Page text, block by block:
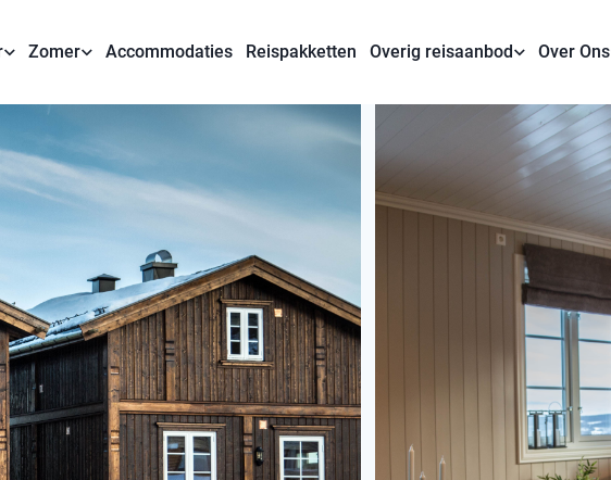
Zomer Accommodaties Reispakketten Overig reisaanbod Over Ons